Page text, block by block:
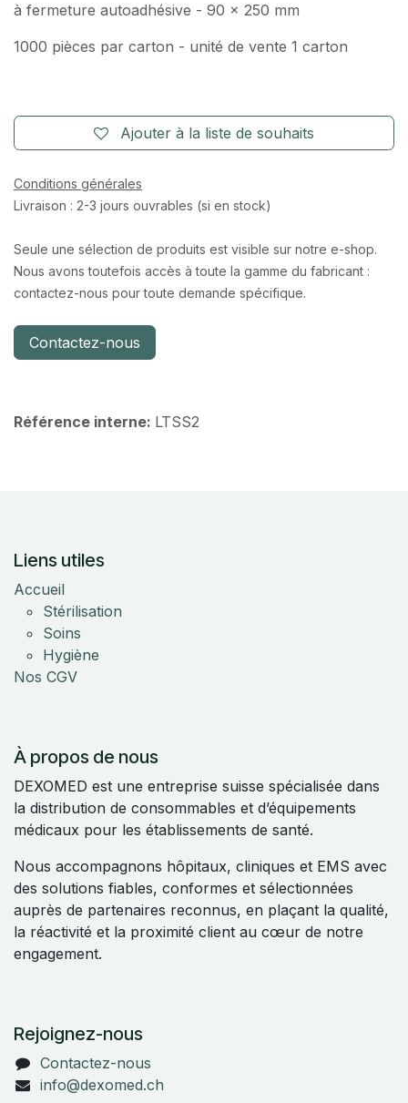
à fermeture autoadhésive - 90 x 250 mm
1000 pièces par carton - unité de vente 1 carton
Ajouter à la liste de souhaits
Conditions générales
Livraison : 2-3 jours ouvrables (si en stock)
Seule une sélection de produits est visible sur notre e-shop.
Nous avons toutefois accès à toute la gamme du fabricant :
contactez-nous pour toute demande spécifique.
Contactez-nous
Référence interne: LTSS2
Liens utiles
Accueil
Stérilisation
Soins
Hygiène
Nos CGV
À propos de nous
DEXOMED est une entreprise suisse spécialisée dans
la distribution de consommables et d’équipements
médicaux pour les établissements de santé.
Nous accompagnons hôpitaux, cliniques et EMS avec
des solutions fiables, conformes et sélectionnées
auprès de partenaires reconnus, en plaçant la qualité,
la réactivité et la proximité client au cœur de notre
engagement.
Rejoignez-nous
Contactez-nous
info@dexomed.ch